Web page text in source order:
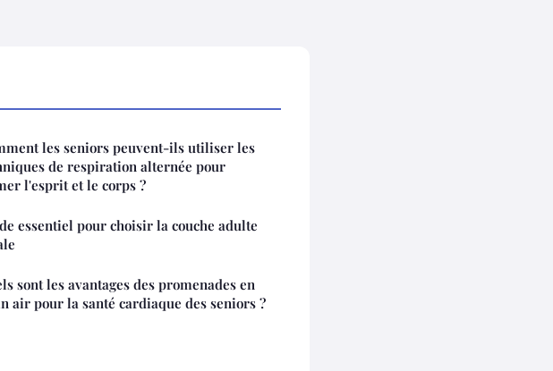
les seniors peuvent-ils utiliser les
de respiration alternée pour
l'esprit et le corps ?
essentiel pour choisir la couche adulte
sont les avantages des promenades en
air pour la santé cardiaque des seniors ?